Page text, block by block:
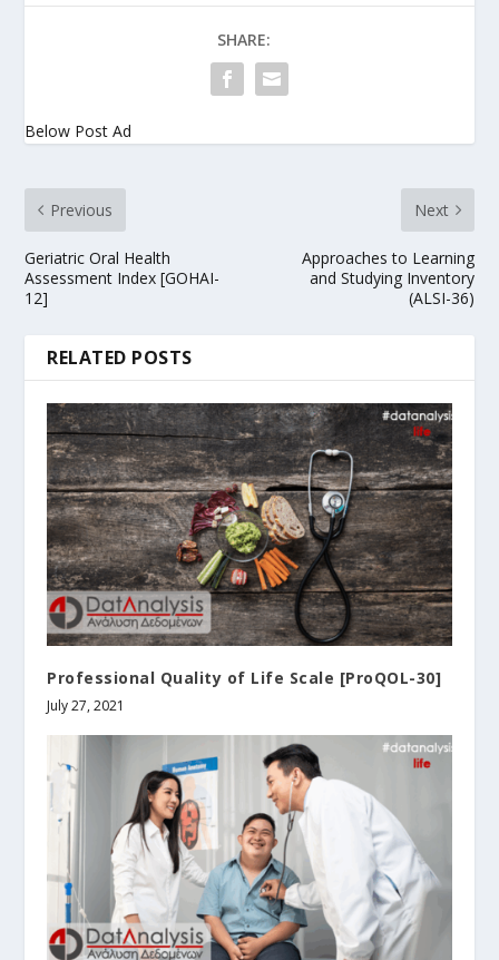
SHARE:
Below Post Ad
Previous
Geriatric Oral Health
Assessment Index [GOHAI-
12]
Next
Approaches to Learning
and Studying Inventory
(ALSI-36)
RELATED POSTS
Professional Quality of Life Scale [ProQOL-30]
July 27, 2021